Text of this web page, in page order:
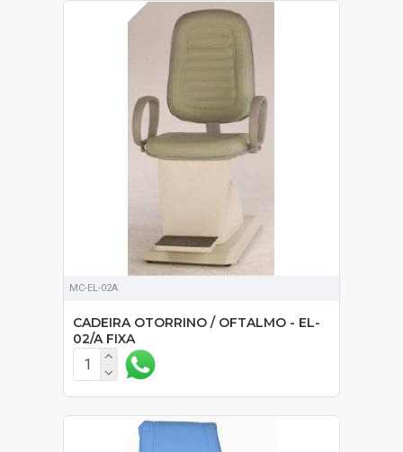
SOB ORÇAMENTO
MC-EL-02A
CADEIRA OTORRINO / OFTALMO - EL-
02/A FIXA